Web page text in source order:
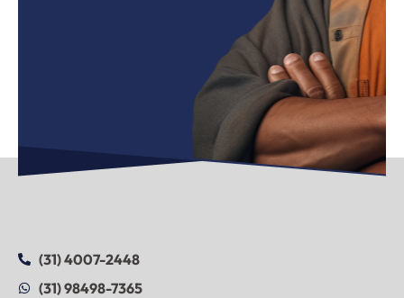
(31) 4007-2448
(31) 98498-7365